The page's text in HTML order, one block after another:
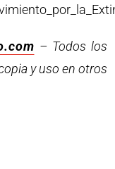
– Todos los
y uso en otros